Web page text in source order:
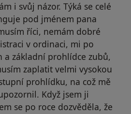
i svůj názor. Týká se celé
pod jménem pana
říci, nemám dobré
v ordinaci, mi po
a základní prohlídce zubů,
zaplatit velmi vysokou
prohlídku, na což mě
Když jsem ji
se po roce dozvěděla, že